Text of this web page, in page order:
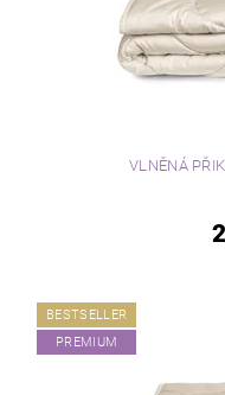
VLNĚNÁ
BESTSELLER
PREMIUM